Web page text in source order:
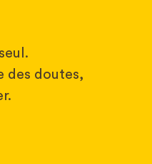
des doutes,